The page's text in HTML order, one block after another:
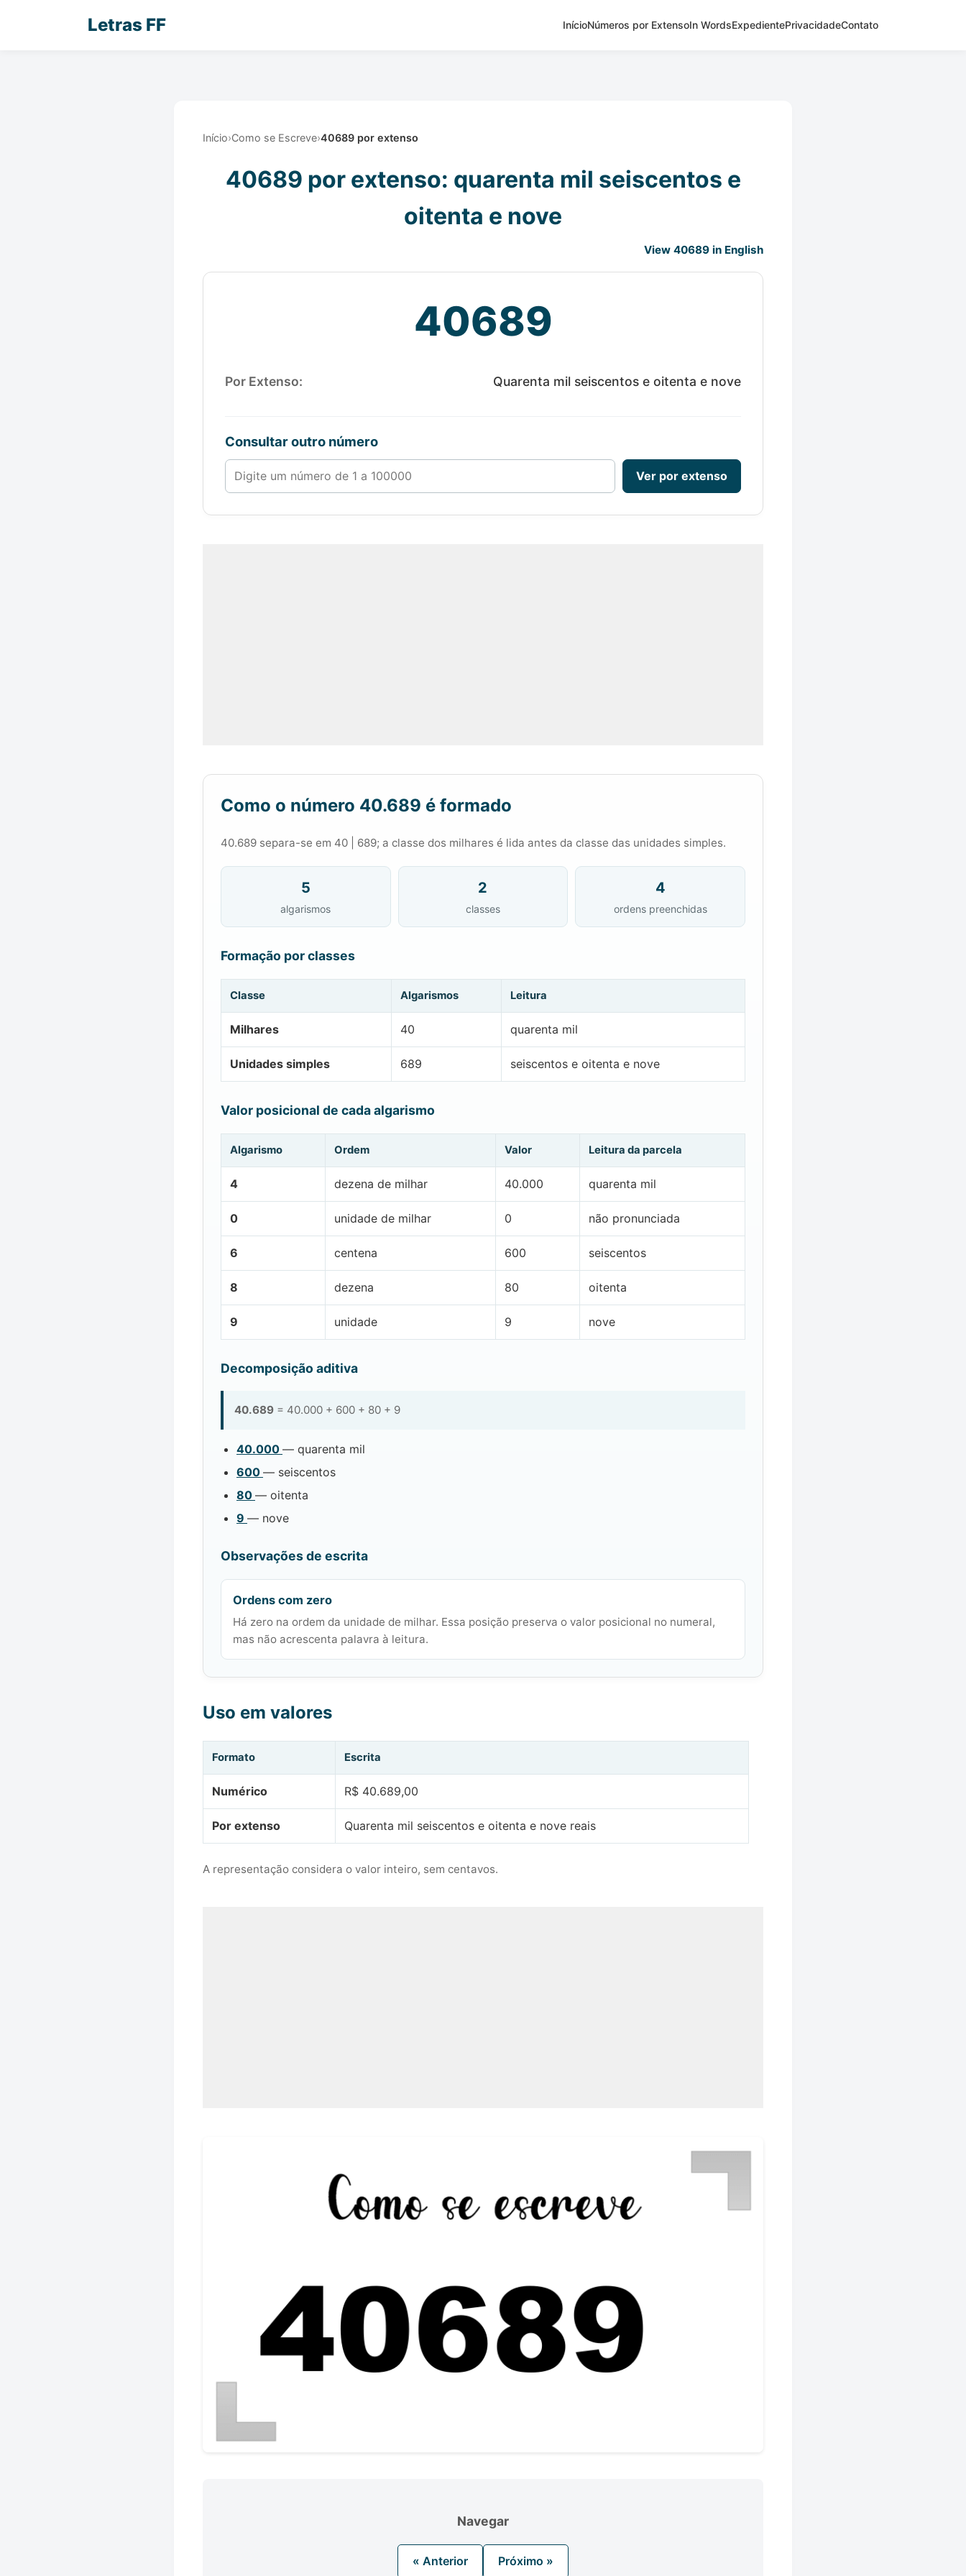
Letras FF InícioNúmeros por ExtensoIn WordsExpedientePrivacidadeContato
Início›Como se Escreve›40689 por extenso
40689 por extenso: quarenta mil seiscentos e
oitenta e nove
View 40689 in English
40689
Por Extenso: Quarenta mil seiscentos e oitenta e nove
Consultar outro número
Número de 1 a 100000
Ver por extenso
Como o número 40.689 é formado
40.689 separa-se em 40 | 689; a classe dos milhares é lida antes da classe das unidades simples.
5
algarismos
2
classes
4
ordens preenchidas
Formação por classes
Classe Algarismos Leitura
Milhares 40 quarenta mil
Unidades simples 689 seiscentos e oitenta e nove
Valor posicional de cada algarismo
Algarismo Ordem Valor Leitura da parcela
4 dezena de milhar 40.000 quarenta mil
0 unidade de milhar 0 não pronunciada
6 centena 600 seiscentos
8 dezena 80 oitenta
9 unidade 9 nove
Decomposição aditiva
40.689 = 40.000 + 600 + 80 + 9
40.000 — quarenta mil
600 — seiscentos
80 — oitenta
9 — nove
Observações de escrita
Ordens com zero
Há zero na ordem da unidade de milhar. Essa posição preserva o valor posicional no numeral,
mas não acrescenta palavra à leitura.
Uso em valores
Formato Escrita
Numérico R$ 40.689,00
Por extenso Quarenta mil seiscentos e oitenta e nove reais
A representação considera o valor inteiro, sem centavos.
Navegar
« Anterior Próximo »